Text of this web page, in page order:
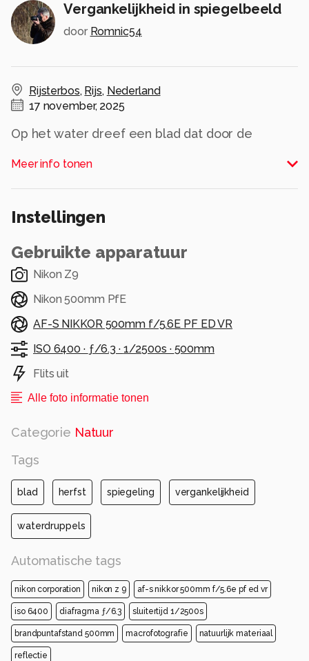
Vergankelijkheid in spiegelbeeld
door Romnic54
Rijsterbos, Rijs, Nederland
17 november, 2025
Op het water dreef een blad dat door de
Natuurlijke kunst:)
Meer info tonen
Instellingen
Gebruikte apparatuur
Nikon Z9
Nikon 500mm PfE
AF-S NIKKOR 500mm f/5.6E PF ED VR
ISO 6400 · ƒ/6.3 · 1/2500s · 500mm
Flits uit
Alle foto informatie tonen
Categorie Natuur
Tags
blad herfst spiegeling vergankelijkheid
waterdruppels
Automatische tags
nikon corporation nikon z 9 af-s nikkor 500mm f/5.6e pf ed vr
iso 6400 diafragma ƒ/6.3 sluitertijd 1/2500s
brandpuntafstand 500mm macrofotografie natuurlijk materiaal
reflectie